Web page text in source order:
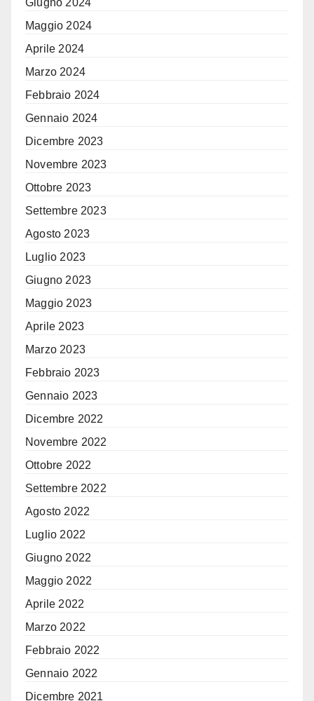
Giugno 2024
Maggio 2024
Aprile 2024
Marzo 2024
Febbraio 2024
Gennaio 2024
Dicembre 2023
Novembre 2023
Ottobre 2023
Settembre 2023
Agosto 2023
Luglio 2023
Giugno 2023
Maggio 2023
Aprile 2023
Marzo 2023
Febbraio 2023
Gennaio 2023
Dicembre 2022
Novembre 2022
Ottobre 2022
Settembre 2022
Agosto 2022
Luglio 2022
Giugno 2022
Maggio 2022
Aprile 2022
Marzo 2022
Febbraio 2022
Gennaio 2022
Dicembre 2021